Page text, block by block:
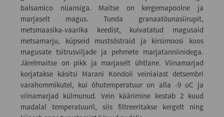
balsamico nüansiga. Maitse on kergemapoolne ja
marjaselt magus. Tunda granaatõunasiirupit,
metsmaasika-vaarika keedist, kuivatatud magusaid
metsamarju, küpseid mustsõstraid ja kirsimoosi koos
magusate tsitrusviljade ja pehmete marjatanniinidega.
Järelmaitse on pikk ja marjaselt ühtlane. Viinamarjad
korjatakse käsitsi Marani Kondoli veiniaiast detsembri
varahommikutel, kui õhutemperatuur on alla -9 oC ja
viinamarjad külmunud. Vein käärimine kestab 2 kuud
madalal temperatuuril, siis filtreeritakse kergelt ning